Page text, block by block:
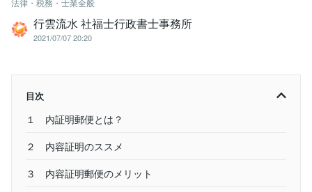
行雲流水 社福士行政書士事務所
2021/07/07 20:20
目次
１ 内証明郵便とは？
２ 内容証明のススメ
３ 内容証明郵便のメリット